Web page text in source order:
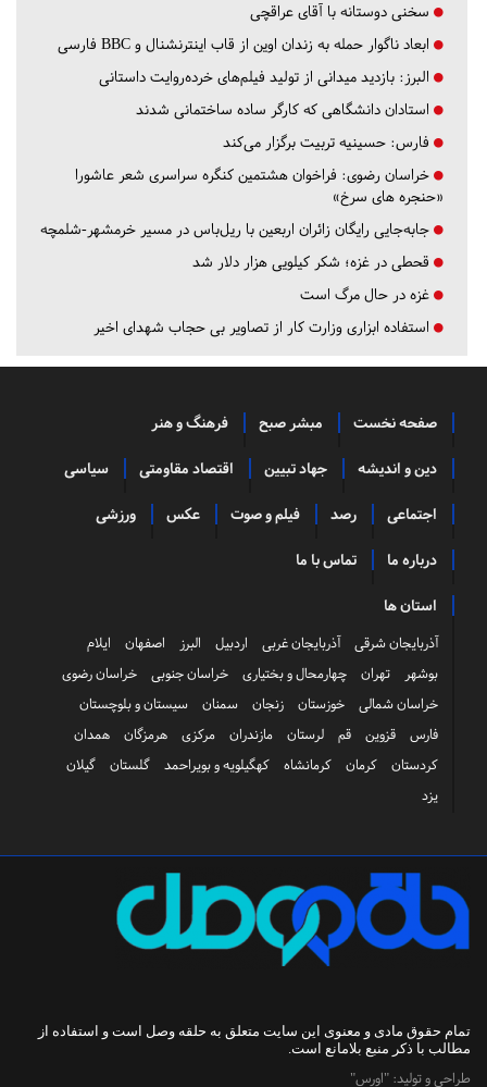
سخنی دوستانه با آقای عراقچی
ابعاد ناگوار حمله به زندان اوین از قاب اینترنشنال و BBC فارسی
البرز: بازدید میدانی از تولید فیلم‌های خرده‌روایت داستانی
استادان دانشگاهی که کارگر ساده ساختمانی شدند
فارس: حسینیه تربیت برگزار می‌کند
خراسان رضوی: فراخوان هشتمین کنگره سراسری شعر عاشورا
«حنجره های سرخ»
جابه‌جایی رایگان زائران اربعین با ریل‌باس در مسیر خرمشهر-شلمچه
قحطی در غزه؛ شکر کیلویی هزار دلار شد
غزه در حال مرگ است
استفاده ابزاری وزارت کار از تصاویر بی حجاب شهدای اخیر
صفحه نخست مبشر صبح فرهنگ و هنر
دین و اندیشه جهاد تبیین اقتصاد مقاومتی سیاسی
اجتماعی رصد فیلم و صوت عکس ورزشی
درباره ما تماس با ما
استان ها
آذربایجان شرقی آذربایجان غربی اردبیل البرز اصفهان
ایلام
بوشهر
تهران چهارمحال و بختیاری خراسان جنوبی
خراسان رضوی
خراسان شمالی
خوزستان زنجان سمنان
سیستان و بلوچستان
فارس
قزوین قم لرستان مازندران مرکزی هرمزگان
همدان
کردستان
کرمان کرمانشاه کهگیلویه و بویراحمد گلستان
گیلان
یزد
تمام حقوق مادی و معنوی این سایت متعلق به حلقه وصل است و استفاده از
مطالب با ذکر منبع بلامانع است.
طراحی و تولید: "اورس"